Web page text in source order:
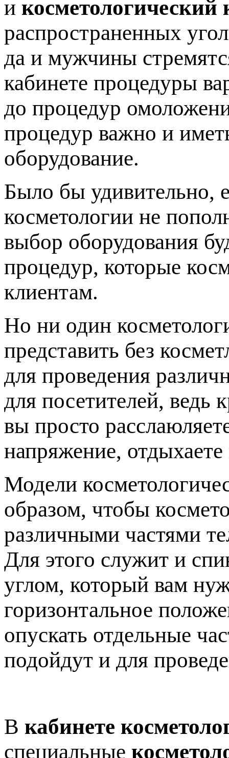
и косметологический
распространенных
да и мужчины
кабинете процедуры
до процедур
процедур важно и
оборудование.
Было бы удивительно,
косметологии не
выбор оборудования
процедур, которые
клиентам.
Но ни один
представить без
для проведения
для посетителей, ведь
вы просто
напряжение,
Модели
образом, чтобы
различными частями
Для этого служит и
углом, который вам
горизонтальное
опускать отдельные
подойдут и для
В кабинете
специальные